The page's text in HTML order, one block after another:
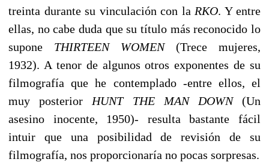
treinta durante su vinculación con la RKO. Y entre
ellas, no cabe duda que su título más reconocido lo
supone THIRTEEN WOMEN(Trece mujeres,
1932). A tenor de algunos otros exponentes de su
filmografía que he contemplado -entre ellos, el
muy posterior HUNT THE MAN DOWN(Un
asesino inocente, 1950)- resulta bastante fácil
intuir que una posibilidad de revisión de su
filmografía, nos proporcionaría no pocas sorpresas.